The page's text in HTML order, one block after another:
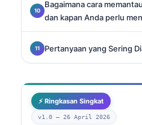
Bagaimana cara
dan kapan Anda perlu
Pertanyaan yang Sering
⚡ Ringkasan Singkat
v1.0 — 26 April 2026